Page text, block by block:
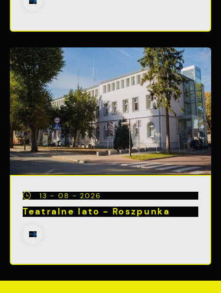
13 - 08 - 2026
Teatralne lato - Roszpunka